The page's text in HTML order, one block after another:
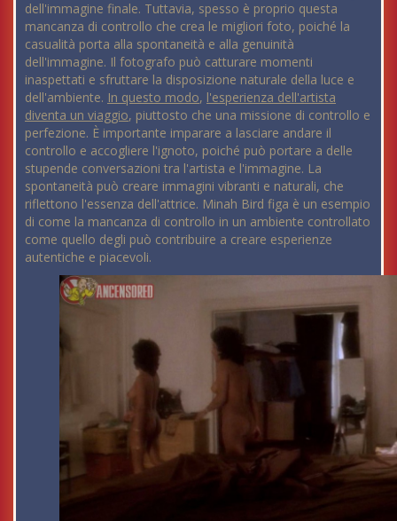
dell'immagine finale. Tuttavia, spesso è proprio questa
mancanza di controllo che crea le migliori foto, poiché la
casualità porta alla spontaneità e alla genuinità
dell'immagine. Il fotografo può catturare momenti
inaspettati e sfruttare la disposizione naturale della luce e
dell'ambiente. In questo modo, l'esperienza dell'artista
diventa un viaggio, piuttosto che una missione di controllo e
perfezione. È importante imparare a lasciare andare il
controllo e accogliere l'ignoto, poiché può portare a delle
stupende conversazioni tra l'artista e l'immagine. La
spontaneità può creare immagini vibranti e naturali, che
riflettono l'essenza dell'attrice. Minah Bird figa è un esempio
di come la mancanza di controllo in un ambiente controllato
come quello degli può contribuire a creare esperienze
autentiche e piacevoli.